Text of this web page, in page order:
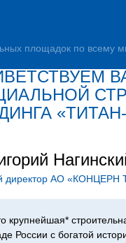
площадок по всему
директор АО «КОНЦЕРН
крупнейшая*
России с богатой